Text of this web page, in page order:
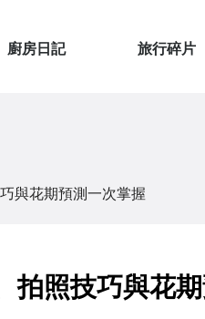
廚房日記 旅行碎片
與花期預測一次掌握
拍照技巧與花